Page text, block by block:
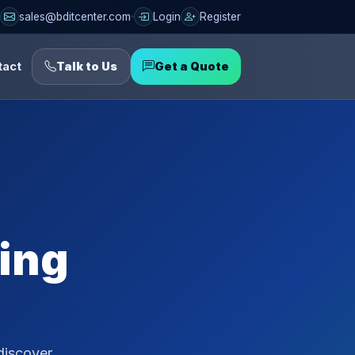
sales@bditcenter.com Login Register
Talk to Us Get a Quote